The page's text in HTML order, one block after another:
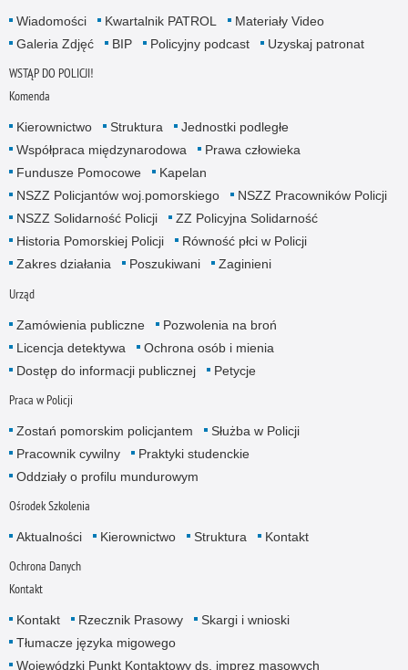
Wiadomości Kwartalnik PATROL
Materiały Video
Galeria Zdjęć
BIP Policyjny podcast Uzyskaj patronat
WSTĄP DO POLICJI!
Komenda
Kierownictwo Struktura
Jednostki podległe
Współpraca międzynarodowa
Prawa człowieka
Fundusze Pomocowe
Kapelan
NSZZ Policjantów woj.pomorskiego
NSZZ Pracowników Policji
NSZZ Solidarność Policji
ZZ Policyjna Solidarność
Historia Pomorskiej Policji
Równość płci w Policji
Zakres działania
Poszukiwani Zaginieni
Urząd
Zamówienia publiczne
Pozwolenia na broń
Licencja detektywa
Ochrona osób i mienia
Dostęp do informacji publicznej
Petycje
Praca w Policji
Zostań pomorskim policjantem
Służba w Policji
Pracownik cywilny
Praktyki studenckie
Oddziały o profilu mundurowym
Ośrodek Szkolenia
Aktualności Kierownictwo Struktura Kontakt
Ochrona Danych
Kontakt
Kontakt Rzecznik Prasowy
Skargi i wnioski
Tłumacze języka migowego
Wojewódzki Punkt Kontaktowy ds. imprez masowych